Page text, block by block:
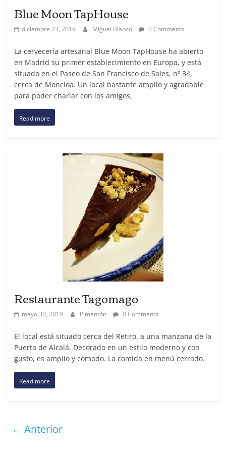
Blue Moon TapHouse
diciembre 23, 2019 Miguel Blanco 0 Comments
La cervecería artesanal Blue Moon TapHouse ha abierto
en Madrid su primer establecimiento en Europa, y está
situado en el Paseo de San Francisco de Sales, nº 34,
cerca de Moncloa. Un local bastante amplio y agradable
para poder charlar con los amigos.
Read more
Restaurante Tagomago
mayo 30, 2019 Pimentón 0 Comments
El local está situado cerca del Retiro, a una manzana de la
Puerta de Alcalá. Decorado en un estilo moderno y con
gusto, es amplio y cómodo. La comida en menú cerrado.
Read more
← Anterior